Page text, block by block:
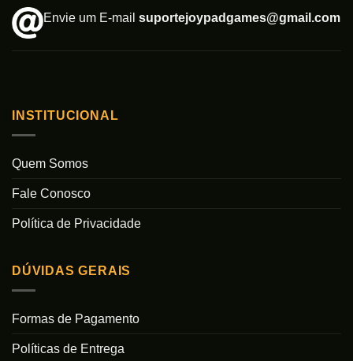
Envie um E-mail suportejoypadgames@gmail.com
INSTITUCIONAL
Quem Somos
Fale Conosco
Política de Privacidade
DÚVIDAS GERAIS
Formas de Pagamento
Políticas de Entrega